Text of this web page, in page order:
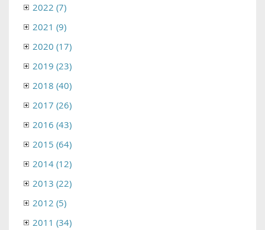
2022 (7)
2021 (9)
2020 (17)
2019 (23)
2018 (40)
2017 (26)
2016 (43)
2015 (64)
2014 (12)
2013 (22)
2012 (5)
2011 (34)